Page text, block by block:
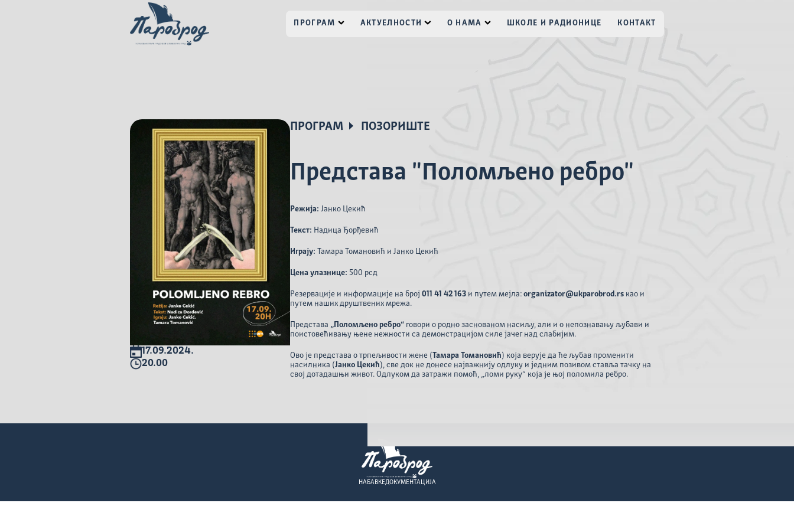
ПРОГРАМ АКТУЕЛНОСТИ О НАМА ШКОЛЕ И РАДИОНИЦЕ КОНТАКТ
17.09.2024.
20.00
ПРОГРАМ ПОЗОРИШТЕ
Представа "Поломљено ребро"
Режија:Јанко Цекић
Текст: Надица Ђорђевић
Играју: Тамара Томановић и Јанко Цекић
Цена улазнице:500 рсд
Резервације и информације на број011 41 42 163 и путем мејла:organizator@ukparobrod.rs као и
путем наших друштвених мрежа.
Представа „Поломљено ребро“ говори о родно заснованом насиљу, али и о непознавању љубави и
поистовећивању њене нежности са демонстрацијом силе јачег над слабијим.
Ово је представа о трпељивости жене (Тамара Томановић) која верује да ће љубав променити
насилника (Јанко Цекић), све док не донесе најважнију одлуку и једним позивом ставља тачку на
свој дотадашњи живот. Одлуком да затражи помоћ, „ломи руку“ која је њој поломила ребро.
НАБАВКЕДОКУМЕНТАЦИЈА